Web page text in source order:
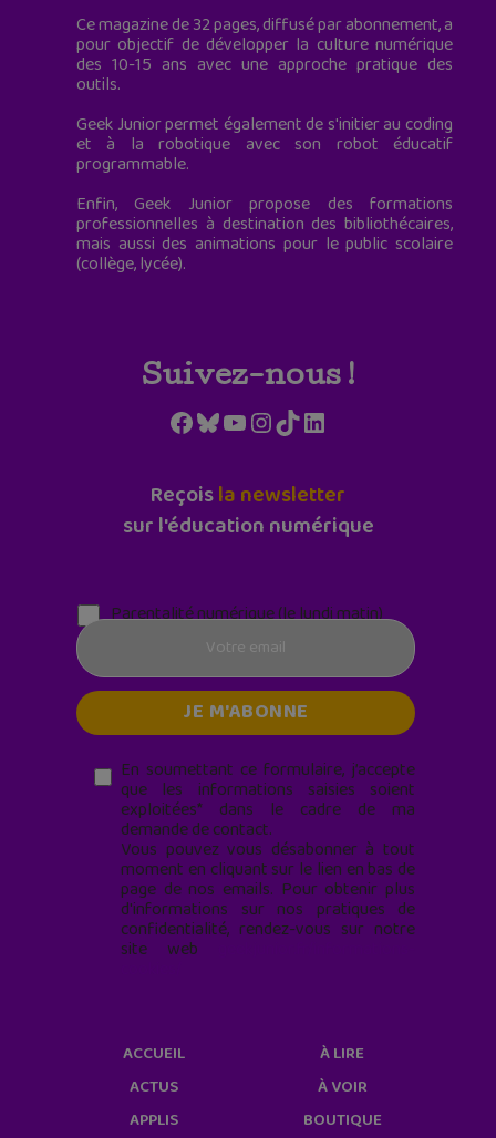
Ce magazine de 32 pages, diffusé par abonnement, a
pour objectif de développer la culture numérique
des 10-15 ans avec une approche pratique des
outils.
Geek Junior permet également de s'initier au coding
et à la robotique avec son robot éducatif
programmable.
Enfin, Geek Junior propose des formations
professionnelles à destination des bibliothécaires,
mais aussi des animations pour le public scolaire
(collège, lycée).
Suivez-nous !
Facebook
Bluesky
YouTube
Instagram
TikTokLinkedIn
Reçoisla newsletter
sur l'éducation numérique
Parentalité numérique (le lundi matin)
En soumettant ce formulaire, j’accepte
que les informations saisies soient
exploitées* dans le cadre de ma
demande de contact.
Vous pouvez vous désabonner à tout
moment en cliquant sur le lien en bas de
page de nos emails. Pour obtenir plus
d'informations sur nos pratiques de
confidentialité, rendez-vous sur notre
site web
ACCUEIL
ACTUS
APPLIS
À LIRE
À VOIR
BOUTIQUE